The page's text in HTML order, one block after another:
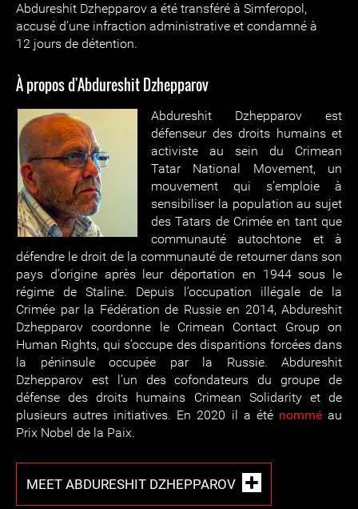
Abdureshit Dzhepparov a été transféré à Simferopol,
accusé d’une infraction administrative et condamné à
12 jours de détention.
À propos d'Abdureshit Dzhepparov
Abdureshit Dzhepparov est
défenseur des droits humains et
activiste au sein du Crimean
Tatar National Movement, un
mouvement qui s’emploie à
sensibiliser la population au sujet
des Tatars de Crimée en tant que
communauté autochtone et à
défendre le droit de la communauté de retourner dans son
pays d’origine après leur déportation en 1944 sous le
régime de Staline. Depuis l’occupation illégale de la
Crimée par la Fédération de Russie en 2014, Abdureshit
Dzhepparov coordonne le Crimean Contact Group on
Human Rights, qui s’occupe des disparitions forcées dans
la péninsule occupée par la Russie. Abdureshit
Dzhepparov est l’un des cofondateurs du groupe de
défense des droits humains Crimean Solidarity et de
plusieurs autres initiatives. En 2020 il a été nomméau
Prix Nobel de la Paix.
MEET ABDURESHIT DZHEPPAROV